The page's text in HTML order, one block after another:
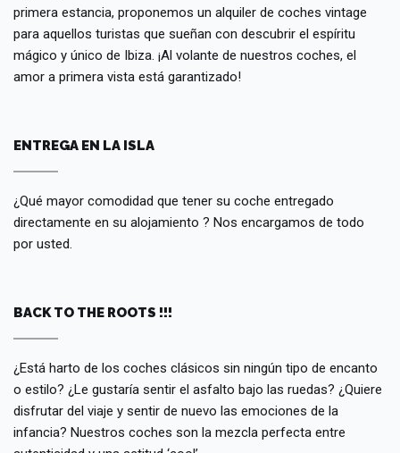
primera estancia, proponemos un alquiler de coches vintage
para aquellos turistas que sueñan con descubrir el espíritu
mágico y único de Ibiza. ¡Al volante de nuestros coches, el
amor a primera vista está garantizado!
ENTREGA EN LA ISLA
¿Qué mayor comodidad que tener su coche entregado
directamente en su alojamiento ? Nos encargamos de todo
por usted.
BACK TO THE ROOTS !!!
¿Está harto de los coches clásicos sin ningún tipo de encanto
o estilo? ¿Le gustaría sentir el asfalto bajo las ruedas? ¿Quiere
disfrutar del viaje y sentir de nuevo las emociones de la
infancia? Nuestros coches son la mezcla perfecta entre